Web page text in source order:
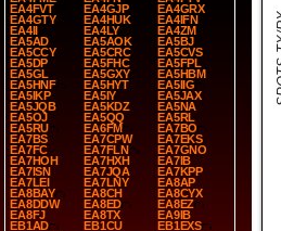
EA4FVT
EA4GJP
EA4GRX
EA4GTY
EA4HUK
EA4IFN
EA4II
EA4LY
EA4ZM
EA5AD
EA5AOK
EA5BJ
EA5CCY
EA5CRC
EA5CVS
EA5DP
EA5FHC
EA5FPL
EA5GL
EA5GXY
EA5HBM
EA5HNF
EA5HYT
EA5IIG
EA5IKP
EA5IY
EA5JAX
EA5JQB
EA5KDZ
EA5NA
EA5OJ
EA5QQ
EA5RL
EA5RU
EA6FM
EA7BO
EA7BS
EA7CPW
EA7EKS
EA7FC
EA7FLN
EA7GNO
EA7HOH
EA7HXH
EA7IB
EA7ISN
EA7JQA
EA7KPP
EA7LEI
EA7LNY
EA8AP
EA8BAY
EA8CH
EA8CYX
EA8DDW
EA8ED
EA8EZ
EA8FJ
EA8TX
EA9IB
EB1AD
EB1CU
EB1EXS